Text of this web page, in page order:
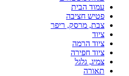
עמוד הבית
פטיש חציבה
צבת, מרסק, ריפר
ציוד
ציוד הרמה
ציוד חפירה
צמיג, גלגל
תאורה